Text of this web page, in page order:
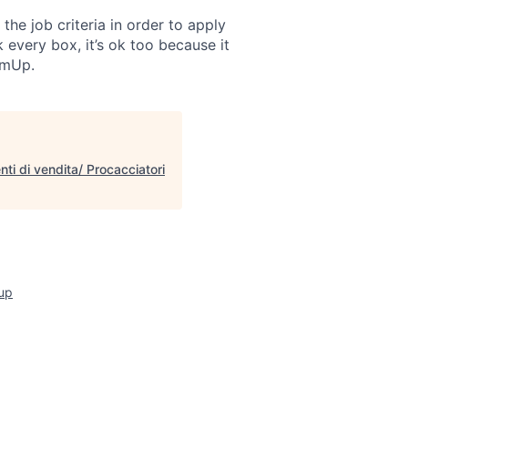
the job criteria in order to apply
box, it’s ok too because it
di vendita/ Procacciatori